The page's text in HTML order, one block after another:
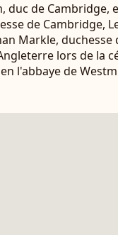
duc de Cambridge,
de Cambridge,
Markle, duchesse
lors de la
l'abbaye de